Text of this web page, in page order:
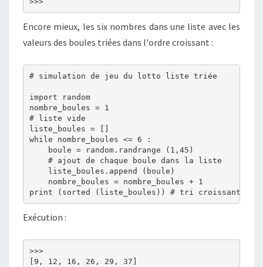
Encore mieux, les six nombres dans une liste avec les
valeurs des boules triées dans l'ordre croissant :
# simulation de jeu du lotto liste triée
import random
nombre_boules = 1
# liste vide
liste_boules = []
while nombre_boules <= 6 :
    boule = random.randrange (1,45)
    # ajout de chaque boule dans la liste
    liste_boules.append (boule)
    nombre_boules = nombre_boules + 1
Exécution :
>>>
[9, 12, 16, 26, 29, 37]